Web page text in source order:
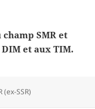
SMR et
et aux TIM.
(ex-SSR)